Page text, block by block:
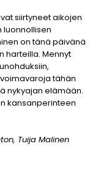
siirtyneet aikojen
luonnollisen
on tänä päivänä
harteilla. Mennyt
tähän
nykyajan elämään.
kansanperinteen
Tuija Malinen